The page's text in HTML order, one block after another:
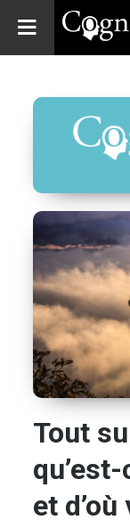
Blog:
Brain
Mental
Tout
et